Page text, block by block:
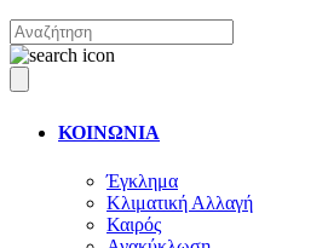
ΚΟΙΝΩΝΙΑ
Έγκλημα
Κλιματική Αλλαγή
Καιρός